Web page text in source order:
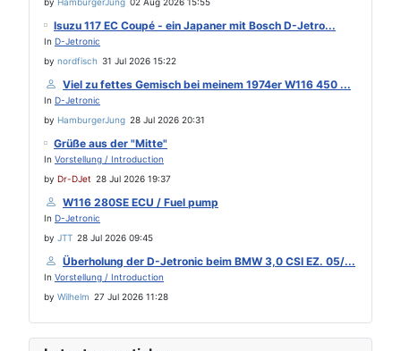
Isuzu 117 EC Coupé - ein Japaner mit Bosch D-Jetro...
In D-Jetronic
by nordfisch 31 Jul 2026 15:22
Viel zu fettes Gemisch bei meinem 1974er W116 450 ...
In D-Jetronic
by HamburgerJung 28 Jul 2026 20:31
Grüße aus der "Mitte"
In Vorstellung / Introduction
by Dr-DJet 28 Jul 2026 19:37
W116 280SE ECU / Fuel pump
In D-Jetronic
by JTT 28 Jul 2026 09:45
Überholung der D-Jetronic beim BMW 3,0 CSI EZ. 05/...
In Vorstellung / Introduction
by Wilhelm 27 Jul 2026 11:28